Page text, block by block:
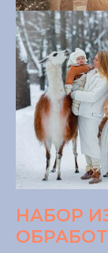
НАБОР